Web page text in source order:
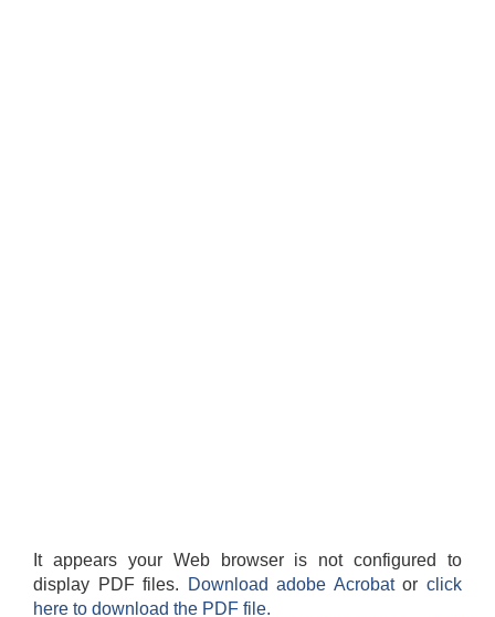
It appears your Web browser is not configured to
display PDF files.
Download adobe Acrobatorclick
here to download the PDF file.